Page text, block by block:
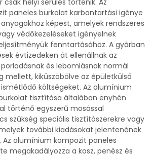
helyi sérülés történik. Az
paneles burkolat karbantartási igénye
képest, amelyek rendszeres
védőkezeléseket igényelnek
fenntartásához. A gyárban
évtizedeken át ellenállnak az
és lebomlásnak normál
mellett, kiküszöbölve az épületkülső
költségeket. Az alumínium
tisztítása általában enyhén
történő egyszerű mosással
szükség speciális tisztítószerekre vagy
további kiadásokat jelentenének
alumínium kompozit paneles
megakadályozza a kosz, penész és